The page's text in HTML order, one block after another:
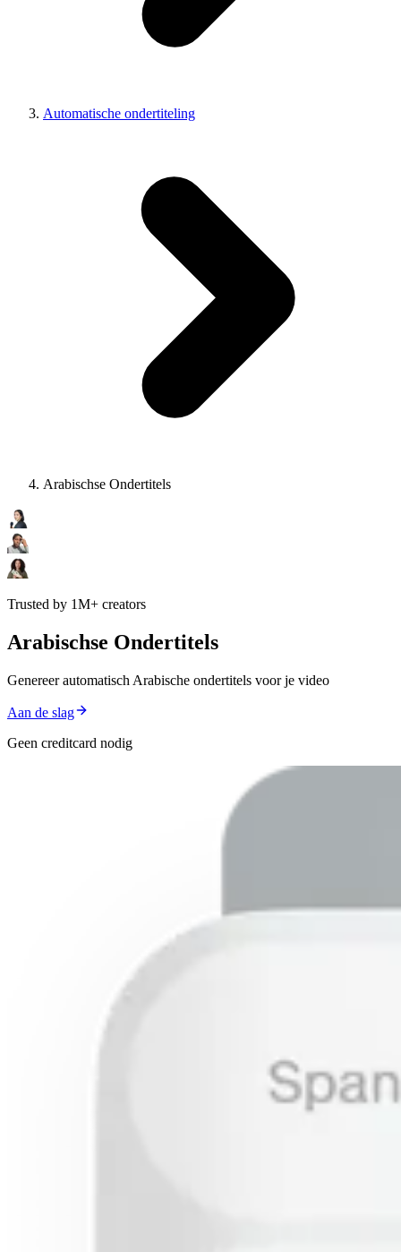
Automatische ondertiteling
Arabischse Ondertitels
Trusted by 1M+ creators
Arabischse Ondertitels
Genereer automatisch Arabische ondertitels voor je video
Aan de slag
Geen creditcard nodig